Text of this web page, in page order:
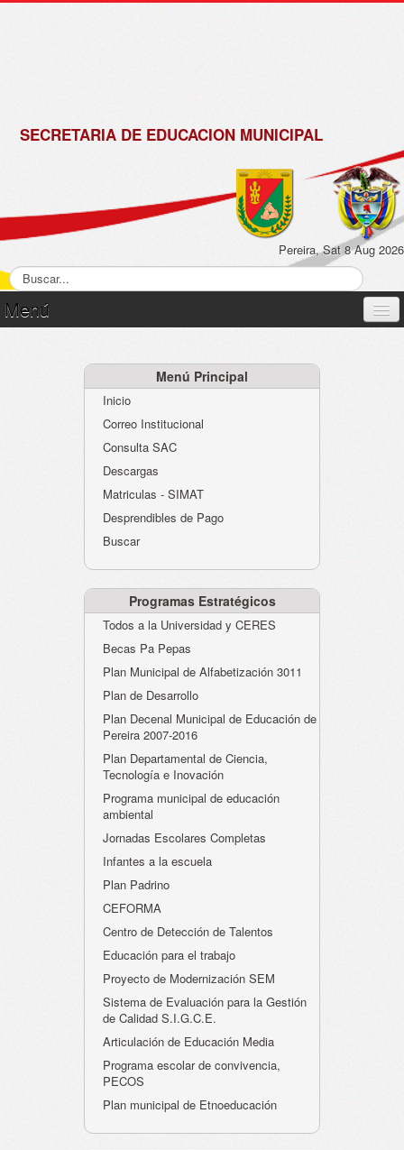
SECRETARIA DE EDUCACION MUNICIPAL
Pereira, Sat 8 Aug 2026
Menú
Atención al Ciudadano
Instituciones Educativas
Despacho Secretaría
Evaluación desempeño
Humano-Cesantías
Menú Principal
Inicio
Correo Institucional
Consulta SAC
Descargas
Matriculas - SIMAT
Desprendibles de Pago
Buscar
Programas Estratégicos
Todos a la Universidad y CERES
Becas Pa Pepas
Plan Municipal de Alfabetización 3011
Plan de Desarrollo
Plan Decenal Municipal de Educación de
Pereira 2007-2016
Plan Departamental de Ciencia,
Tecnología e Inovación
Programa municipal de educación
ambiental
Jornadas Escolares Completas
Infantes a la escuela
Plan Padrino
CEFORMA
Centro de Detección de Talentos
Educación para el trabajo
Proyecto de Modernización SEM
Sistema de Evaluación para la Gestión
de Calidad S.I.G.C.E.
Articulación de Educación Media
Programa escolar de convivencia,
PECOS
Plan municipal de Etnoeducación
de